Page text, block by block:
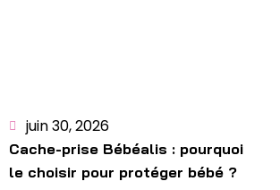
juin 30, 2026
Cache-prise Bébéalis : pourquoi
le choisir pour protéger bébé ?